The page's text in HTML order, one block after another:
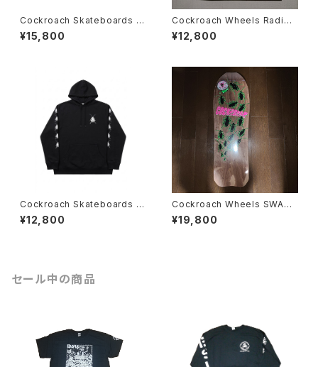
Cockroach Skateboards R
oach コーチジャケット
¥15,800
Cockroach Wheels Radio
Birdman スケートボード ウィ
ール
¥12,800
Cockroach Skateboards R
oach パーカー
¥12,800
Cockroach Wheels SWAR
M MODEL スケートボード デッ
キ
¥19,800
セール中の商品